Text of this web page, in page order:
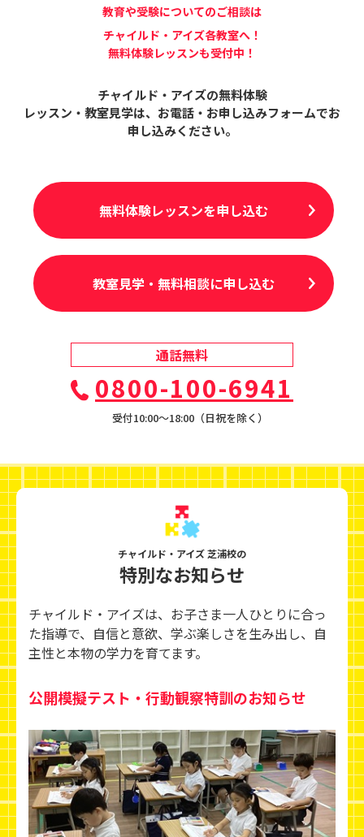
教育や受験についてのご相談は
チャイルド・アイズ各教室へ！
無料体験レッスンも受付中！
チャイルド・アイズの無料体験
レッスン・教室見学は、 お電話・お申し込みフォームでお
申し込みください。
無料体験レッスンを申し込む
教室見学・無料相談に申し込む
通話無料
0800-100-6941
受付10:00〜18:00（日祝を除く）
チャイルド・アイズ 芝浦校の
特別なお知らせ
チャイルド・アイズは、お子さま一人ひとりに合っ
た指導で、自信と意欲、学ぶ楽しさを生み出し、 自
主性と本物の学力を育てます。
公開模擬テスト・行動観察特訓のお知らせ